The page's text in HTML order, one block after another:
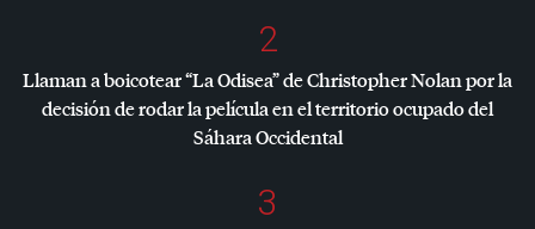
2
Llaman a boicotear “La Odisea” de Christopher Nolan por la
decisión de rodar la película en el territorio ocupado del
Sáhara Occidental
3